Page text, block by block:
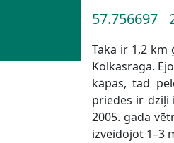
57.756697
Taka ir 1,2
Kolkasraga.
kāpas, tad
priedes ir dziļi
2005. gada
izveidojot 1–3